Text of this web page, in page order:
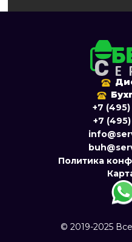
+7
+7
Политика
© 2019-2025